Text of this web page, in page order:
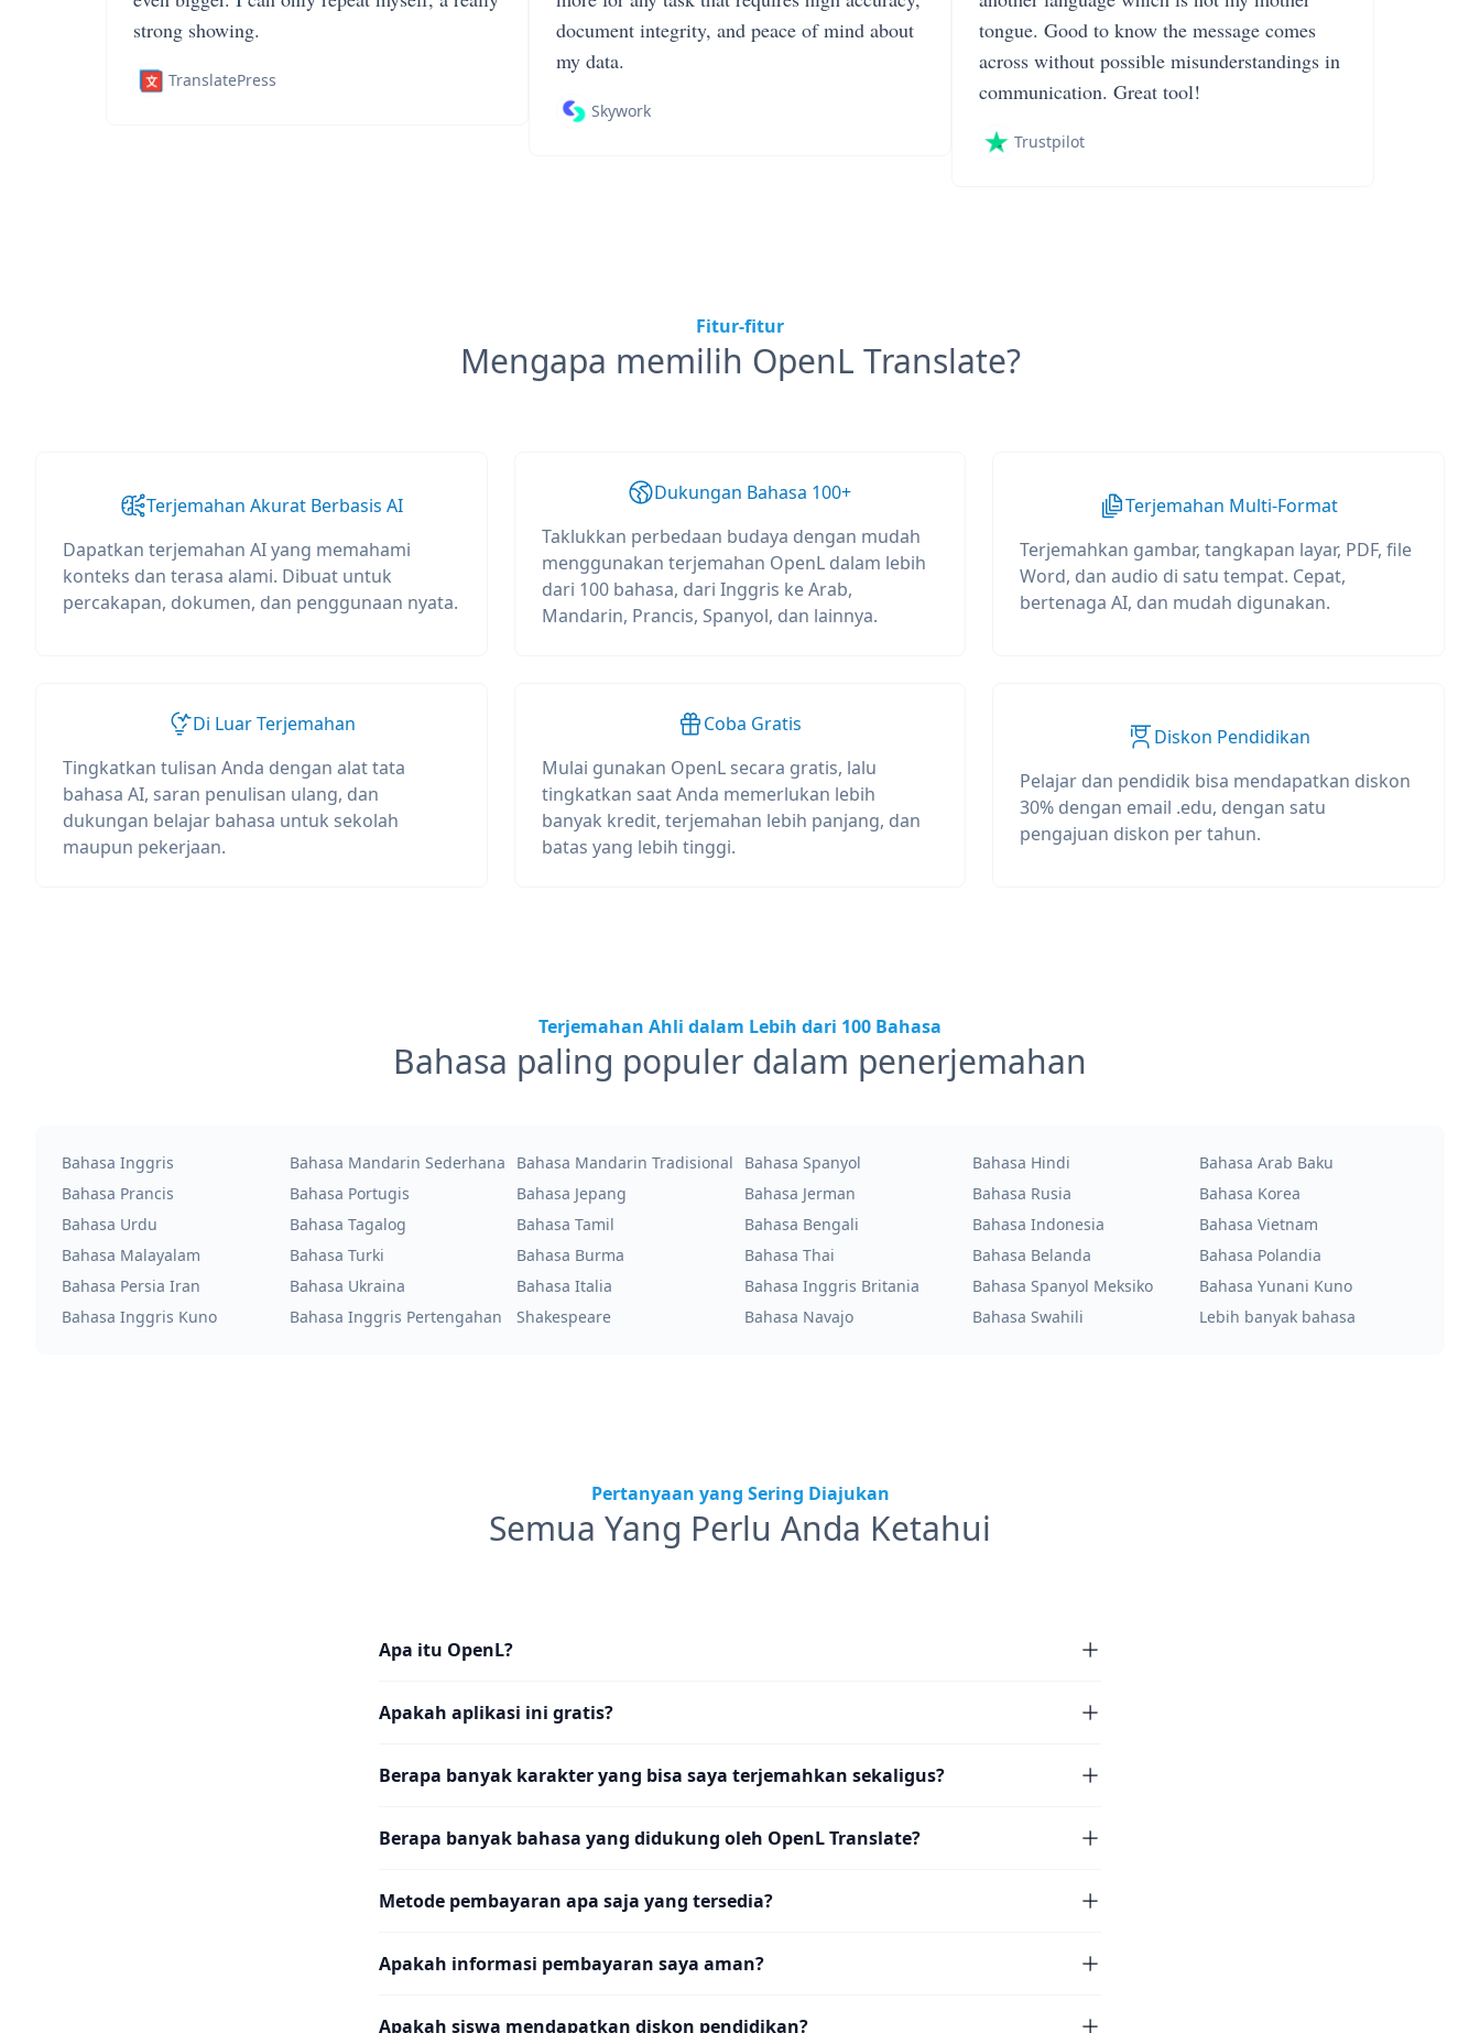
strong showing.
TranslatePress
document integrity, and peace of mind about
my data.
Skywork
tongue. Good to know the message comes
across without possible misunderstandings in
communication. Great tool!
Trustpilot
Fitur-fitur
Mengapa memilih OpenL Translate?
Terjemahan Akurat Berbasis AI
Dapatkan terjemahan AI yang memahami
konteks dan terasa alami. Dibuat untuk
percakapan, dokumen, dan penggunaan nyata.
Dukungan Bahasa 100+
Taklukkan perbedaan budaya dengan mudah
menggunakan terjemahan OpenL dalam lebih
dari 100 bahasa, dari Inggris ke Arab,
Mandarin, Prancis, Spanyol, dan lainnya.
Terjemahan Multi-Format
Terjemahkan gambar, tangkapan layar, PDF, file
Word, dan audio di satu tempat. Cepat,
bertenaga AI, dan mudah digunakan.
Di Luar Terjemahan
Tingkatkan tulisan Anda dengan alat tata
bahasa AI, saran penulisan ulang, dan
dukungan belajar bahasa untuk sekolah
maupun pekerjaan.
Coba Gratis
Mulai gunakan OpenL secara gratis, lalu
tingkatkan saat Anda memerlukan lebih
banyak kredit, terjemahan lebih panjang, dan
batas yang lebih tinggi.
Diskon Pendidikan
Pelajar dan pendidik bisa mendapatkan diskon
30% dengan email .edu, dengan satu
pengajuan diskon per tahun.
Terjemahan Ahli dalam Lebih dari 100 Bahasa
Bahasa paling populer dalam penerjemahan
Bahasa Inggris Bahasa Mandarin Sederhana Bahasa Mandarin Tradisional Bahasa Spanyol Bahasa Hindi
Bahasa Arab Baku
Bahasa Prancis
Bahasa Portugis Bahasa Jepang Bahasa Jerman Bahasa Rusia
Bahasa Korea
Bahasa Urdu
Bahasa Tagalog Bahasa Tamil Bahasa Bengali Bahasa Indonesia
Bahasa Vietnam
Bahasa Malayalam
Bahasa Turki Bahasa Burma Bahasa Thai Bahasa Belanda
Bahasa Polandia
Bahasa Persia Iran
Bahasa Ukraina Bahasa Italia Bahasa Inggris Britania Bahasa Spanyol Meksiko
Bahasa Yunani Kuno
Bahasa Inggris Kuno
Bahasa Inggris Pertengahan Shakespeare Bahasa Navajo Bahasa Swahili Lebih banyak bahasa
Pertanyaan yang Sering Diajukan
Semua Yang Perlu Anda Ketahui
Apa itu OpenL?
Apakah aplikasi ini gratis?
Berapa banyak karakter yang bisa saya terjemahkan sekaligus?
Berapa banyak bahasa yang didukung oleh OpenL Translate?
Metode pembayaran apa saja yang tersedia?
Apakah informasi pembayaran saya aman?
Apakah siswa mendapatkan diskon pendidikan?